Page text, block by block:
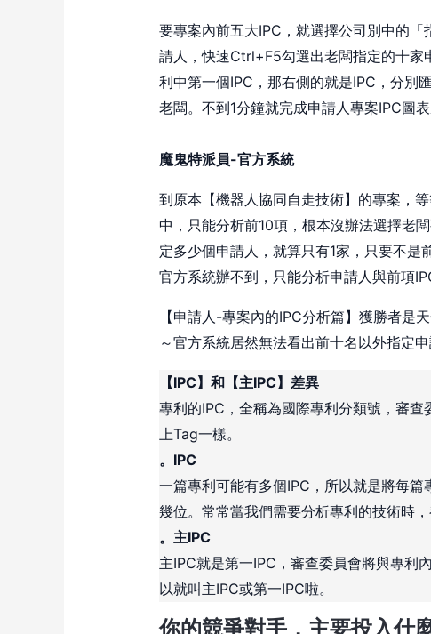
要專案內前五大IPC，就選擇公司別中的
請人，快速Ctrl+F5勾選出老闆指定的十家
利中第一個IPC，那右側的就是IPC，分別
老闆。不到1分鐘就完成申請人專案IPC圖
魔鬼特派員-官方系統
到原本【機器人協同自走技術】的專案，
中，只能分析前10項，根本沒辦法選擇老
定多少個申請人，就算只有1家，只要不
官方系統辦不到，只能分析申請人與前項
【申請人-專案內的IPC分析篇】獲勝者是
～官方系統居然無法看出前十名以外指定
【IPC】和【主IPC】差異
專利的IPC，全稱為國際專利分類號，審
上Tag一樣。
。IPC
一篇專利可能有多個IPC，所以就是將每
幾位。常常當我們需要分析專利的技術時
。主IPC
主IPC就是第一IPC，審查委員會將與專利
以就叫主IPC或第一IPC啦。
你的競爭對手，主要投入什